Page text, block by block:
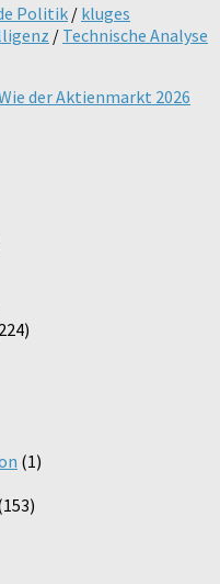
Politik/ kluges
/ Technische Analyse
der Aktienmarkt 2026
(1)